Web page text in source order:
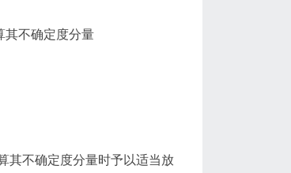
其不确定度分量
不确定度分量时予以适当放